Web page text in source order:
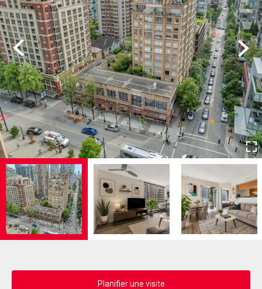
Previous Next
Planifier une visite